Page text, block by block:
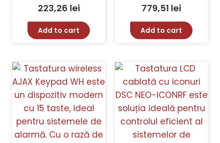
Luminate, Alarmă Panicã
223,26 lei
Add to cart
HS2LCDWFPRO8EE3
779,51 lei
Add to cart